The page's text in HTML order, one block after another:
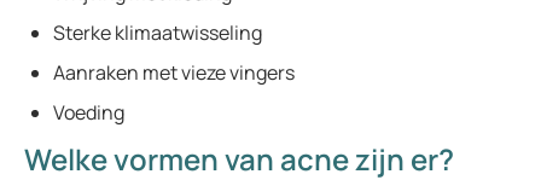
Sterke klimaatwisseling
Aanraken met vieze vingers
Voeding
Welke vormen van acne zijn er?